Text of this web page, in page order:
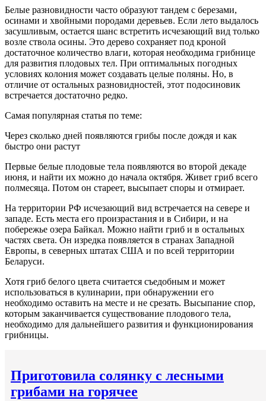
Белые разновидности часто образуют тандем с березами,
осинами и хвойными породами деревьев. Если лето выдалось
засушливым, остается шанс встретить исчезающий вид только
возле ствола осины. Это дерево сохраняет под кроной
достаточное количество влаги, которая необходима грибнице
для развития плодовых тел. При оптимальных погодных
условиях колония может создавать целые поляны. Но, в
отличие от остальных разновидностей, этот подосиновик
встречается достаточно редко.
Самая популярная статья по теме:
Через сколько дней появляются грибы после дождя и как
быстро они растут
Первые белые плодовые тела появляются во второй декаде
июня, и найти их можно до начала октября. Живет гриб всего
полмесяца. Потом он стареет, высыпает споры и отмирает.
На территории РФ исчезающий вид встречается на севере и
западе. Есть места его произрастания и в Сибири, и на
побережье озера Байкал. Можно найти гриб и в остальных
частях света. Он изредка появляется в странах Западной
Европы, в северных штатах США и по всей территории
Беларуси.
Хотя гриб белого цвета считается съедобным и может
использоваться в кулинарии, при обнаружении его
необходимо оставить на месте и не срезать. Высыпание спор,
которым заканчивается существование плодового тела,
необходимо для дальнейшего развития и функционирования
грибницы.
Приготовила солянку с лесными
грибами на горячее